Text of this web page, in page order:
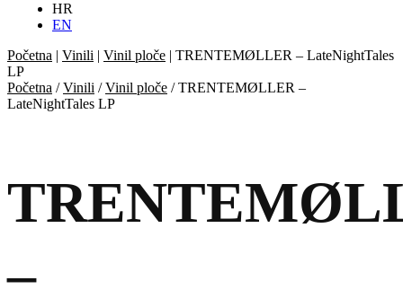
HR
EN
Početna | Vinili | Vinil ploče | TRENTEMØLLER – LateNightTales
LP
Početna /Vinili /Vinil ploče / TRENTEMØLLER –
LateNightTales LP
–